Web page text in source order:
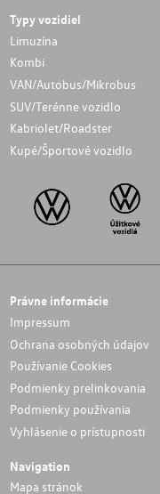
Typy vozidiel
Limuzína
Kombi
VAN/Autobus/Mikrobus
SUV/Terénne vozidlo
Kabriolet/Roadster
Kupé/Športové vozidlo
Právne informácie
Impressum
Ochrana osobných údajov
Používanie Cookies
Podmienky prelinkovania
Podmienky používania
Vyhlásenie o prístupnosti
Navigation
Mapa stránok